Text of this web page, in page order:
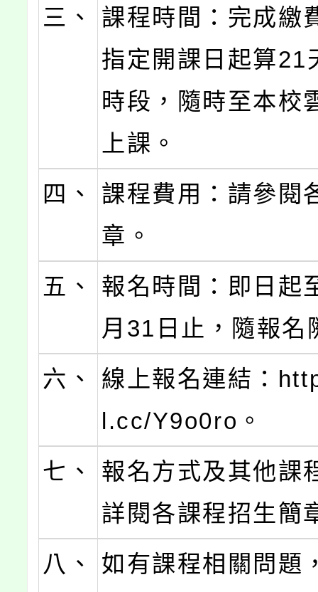
三、
課程時間：完成繳
指定開課日起算21
時段，隨時至本校
上課。
四、
課程費用：請參閱
章。
五、
報名時間：即日起
月31日止，隨報名
六、
線上報名連結：
l.cc/Y9o0ro。
七、
報名方式及其他課
詳閱各課程招生簡
八、
如有課程相關問題